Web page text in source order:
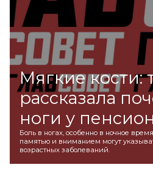
Мягкие кости:
рассказала
ноги у
Боль в ногах, особенно в ночное
памятью и вниманием могут
возрастных заболеваний.